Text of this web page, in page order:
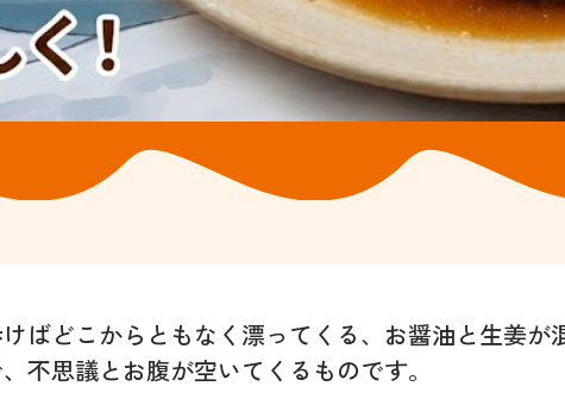
ばどこからともなく漂ってくる、お醤油と生姜が
不思議とお腹が空いてくるものです。